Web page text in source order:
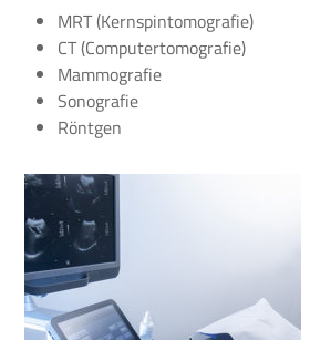
MRT (Kernspintomografie)
CT (Computertomografie)
Mammografie
Sonografie
Röntgen